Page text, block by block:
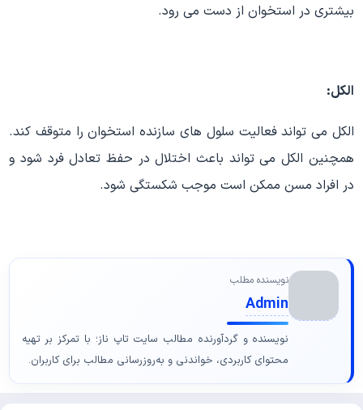
بیشتری در استخوان از دست می رود.
الکل:
الکل می تواند فعالیت سلول های سازنده استخوان را متوقف کند.
همچنین الکل می تواند باعث اختلال در حفظ تعادل فرد شود و
در افراد مسن ممکن است موجب شکستگی شود.
نویسنده مطلب
Admin
نویسنده و گردآورنده مطالب سایت تاپ ناز؛ با تمرکز بر تهیه
محتوای کاربردی، خواندنی و به‌روزرسانی مطالب برای کاربران.